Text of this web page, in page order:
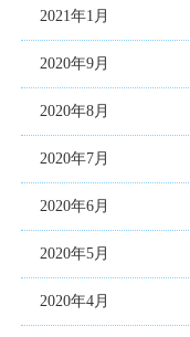
2021年1月
2020年9月
2020年8月
2020年7月
2020年6月
2020年5月
2020年4月